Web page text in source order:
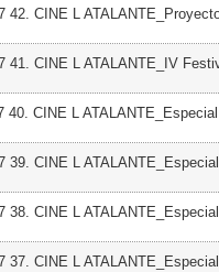
42. CINE L
41. CINE L ATALANTE_IV
40. CINE L
39. CINE L
38. CINE L
37. CINE L